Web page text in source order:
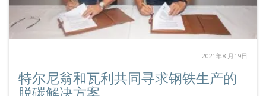
2021年8 月19日
特尔尼翁和瓦利共同寻求钢铁生产的